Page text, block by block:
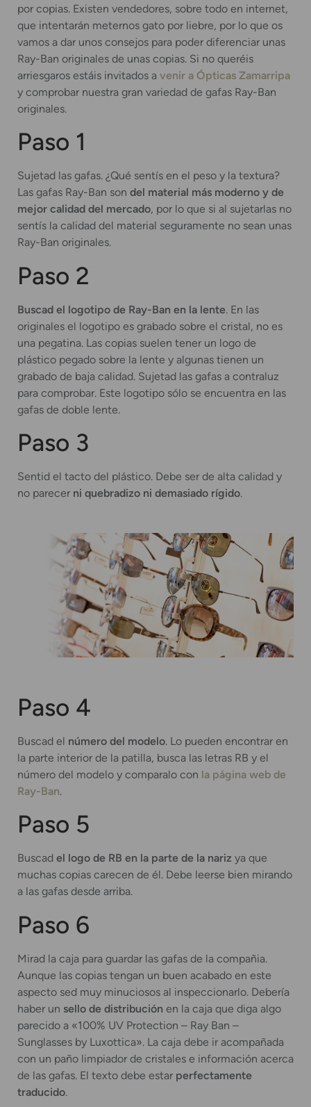
por copias. Existen vendedores, sobre todo en internet,
que intentarán meternos gato por liebre, por lo que os
vamos a dar unos consejos para poder diferenciar unas
Ray-Ban originales de unas copias. Si no queréis
arriesgaros estáis invitados a venir a Ópticas Zamarripa
y comprobar nuestra gran variedad de gafas Ray-Ban
originales.
Paso 1
Sujetad las gafas. ¿Qué sentís en el peso y la textura?
Las gafas Ray-Ban son del material más moderno y de
mejor calidad del mercado, por lo que si al sujetarlas no
sentís la calidad del material seguramente no sean unas
Ray-Ban originales.
Paso 2
Buscad el logotipo de Ray-Ban en la lente. En las
originales el logotipo es grabado sobre el cristal, no es
una pegatina. Las copias suelen tener un logo de
plástico pegado sobre la lente y algunas tienen un
grabado de baja calidad. Sujetad las gafas a contraluz
para comprobar. Este logotipo sólo se encuentra en las
gafas de doble lente.
Paso 3
Sentid el tacto del plástico. Debe ser de alta calidad y
no parecer ni quebradizo ni demasiado rígido.
Paso 4
Buscad el número del modelo. Lo pueden encontrar en
la parte interior de la patilla, busca las letras RB y el
número del modelo y comparalo con la página web de
Ray-Ban.
Paso 5
Buscad el logo de RB en la parte de la nariz ya que
muchas copias carecen de él. Debe leerse bien mirando
a las gafas desde arriba.
Paso 6
Mirad la caja para guardar las gafas de la compañia.
Aunque las copias tengan un buen acabado en este
aspecto sed muy minuciosos al inspeccionarlo. Debería
haber un sello de distribución en la caja que diga algo
parecido a «100% UV Protection – Ray Ban –
Sunglasses by Luxottica». La caja debe ir acompañada
con un paño limpiador de cristales e información acerca
de las gafas. El texto debe estar perfectamente
traducido.